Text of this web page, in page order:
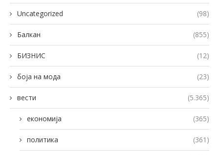
Uncategorized (98)
Балкан (855)
БИЗНИС (12)
боја на мода (23)
вести (5.365)
економија (365)
политика (361)